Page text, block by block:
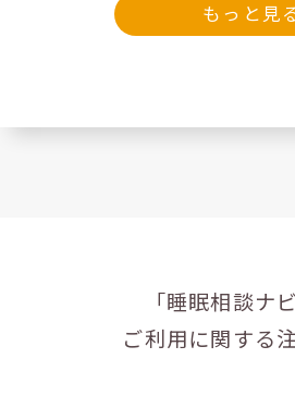
もっと見
「睡眠相談ナ
ご利用に関する